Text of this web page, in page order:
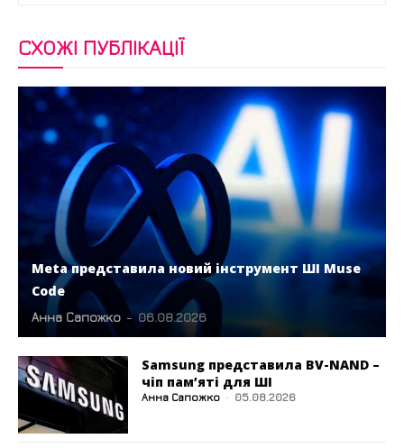
СХОЖІ ПУБЛІКАЦІЇ
Meta представила новий інструмент ШІ Muse
Code
Анна Сапожко - 06.08.2026
Samsung представила BV-NAND –
чіп пам’яті для ШІ
Анна Сапожко - 05.08.2026